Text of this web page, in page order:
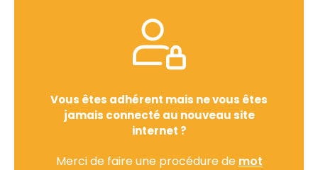
Vous êtes adhérent mais ne vous êtes
jamais connecté au nouveau site
internet ?
Merci de faire une procédure de mot